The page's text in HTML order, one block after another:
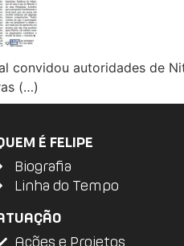
convidou autoridades de
(…)
É FELIPE
Biografia
Linha do Tempo
Ações e Projetos